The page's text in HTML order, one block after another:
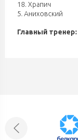
18. Храпич
5. Аниховский
Главный тренер: